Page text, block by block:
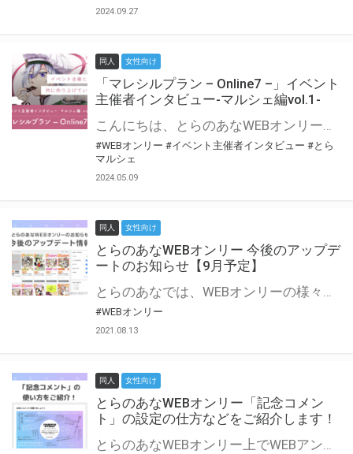
2024.09.27
同人 女性向け
「マレシルプラン – Online7 –」イベント
主催者インタビュー-マルシェ編vol.1-
こんにちは、とらのあなWEBオンリー運営スタッフです。 新たにお届けする、イベント主催者インタビュー-マルシェ編-は、 とらのあなWEBオンリー「マルシェ」をご利用した主催様に 「マルシェ」を使って開催した感想や心がけをお聞きする企画です。 今回は、WEBオンリー開催7回目迎えた「マレシルプラン – Online7 –」より、 主催の玉川うた様にお話を伺いました。 ▼マレシルプランのインタビュー前回記事 「イベント主催者インタビュー vol.6」はこちら 協力：玉川うた様（マレシルプラン実行委員会 代表）／イベント公式Twitter（@mallesil_plan） とらのあなWEBオンリー「マルシェ」とは？ WEBオンリーでリアルタイムでコミュニケーションがとれるオンライン会場です。
#WEBオンリー #イベント主催者インタビュー #とら
マルシェ
2024.05.09
同人 女性向け
とらのあなWEBオンリー 今後のアップデ
ートのお知らせ【9月予定】
とらのあなでは、WEBオンリーの様々な支援を実施しています。 今回は2021年9月に実装を予定しているアップデート情報についてご紹介いたします。 とらのあなWEBオンリーサイトはこちら
#WEBオンリー
2021.08.13
同人 女性向け
とらのあなWEBオンリー「記念コメン
ト」の設定の仕方などをご紹介します！
とらのあなWEBオンリー上でWEBアンソロジーが作成できる「記念コメント」について、その使い方や作成手順を解説します！ 支援タイプを「サークル参加型」「サークル参加型・マルシェ(イベント会場)機能付き」でお申し込みいただいている主催者様はぜひご活用ください♪ とらのあなWEBオンリーサイトはこちら